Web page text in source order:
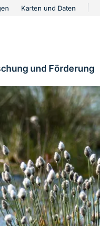
Karten und Daten
und Förderung